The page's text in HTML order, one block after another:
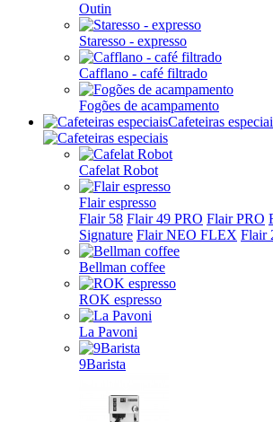
Outin
Staresso - expresso
Cafflano - café filtrado
Fogões de acampamento
Cafeteiras
Cafelat Robot
Flair espresso
Flair 58 Flair 49 PRO Flair PRO
Signature Flair NEO FLEX Flair
Bellman coffee
ROK espresso
La Pavoni
9Barista